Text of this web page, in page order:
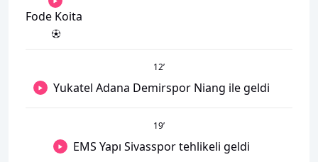
Fode Koita
12’
Yukatel Adana Demirspor Niang ile geldi
19’
EMS Yapı Sivasspor tehlikeli geldi